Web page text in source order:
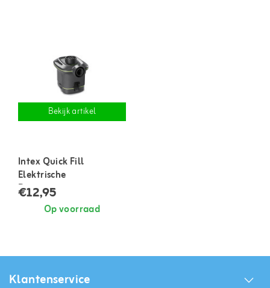
Bekijk artikel
Intex Quick Fill
Elektrische
Batterijpomp
€12,95
Op voorraad
Klantenservice